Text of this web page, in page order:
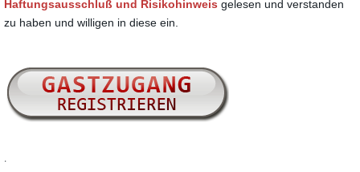
Haftungsausschluß und Risikohinweis gelesen und verstanden
zu haben und willigen in diese ein.
.